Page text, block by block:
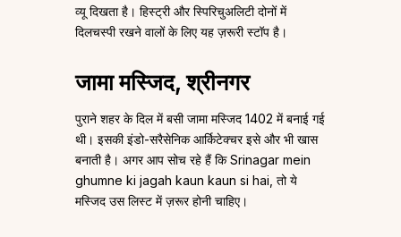
व्यू दिखता है। हिस्ट्री और स्पिरिचुअलिटी दोनों में
दिलचस्पी रखने वालों के लिए यह ज़रूरी स्टॉप है।
जामा मस्जिद, श्रीनगर
पुराने शहर के दिल में बसी जामा मस्जिद 1402 में बनाई गई
थी। इसकी इंडो-सरैसेनिक आर्किटेक्चर इसे और भी खास
बनाती है। अगर आप सोच रहे हैं कि Srinagar mein
ghumne ki jagah kaun kaun si hai, तो ये
मस्जिद उस लिस्ट में ज़रूर होनी चाहिए।